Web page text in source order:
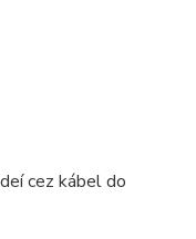
cez kábel do